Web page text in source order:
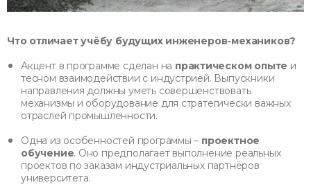
Что отличает учёбу будущих инженеров-механиков?
Акцент в программе сделан на практическом опыте и
тесном взаимодействии с индустрией. Выпускники
направления должны уметь совершенствовать
механизмы и оборудование для стратегически важных
отраслей промышленности.
Одна из особенностей программы – проектное
обучение. Оно предполагает выполнение реальных
проектов по заказам индустриальных партнёров
университета.